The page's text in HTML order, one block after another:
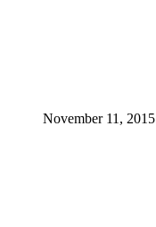
November 11, 2015